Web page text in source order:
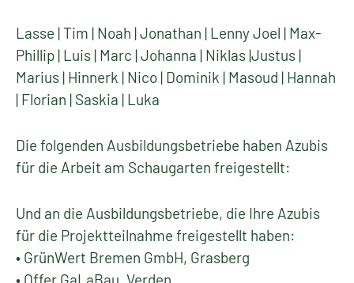
Lasse | Tim | Noah | Jonathan | Lenny Joel | Max-
Phillip | Luis | Marc | Johanna | Niklas |Justus |
Marius | Hinnerk | Nico | Dominik | Masoud | Hannah
| Florian | Saskia | Luka
Die folgenden Ausbildungsbetriebe haben Azubis
für die Arbeit am Schaugarten freigestellt:
Und an die Ausbildungsbetriebe, die Ihre Azubis
für die Projektteilnahme freigestellt haben:
• GrünWert Bremen GmbH, Grasberg
• Offer GaLaBau, Verden